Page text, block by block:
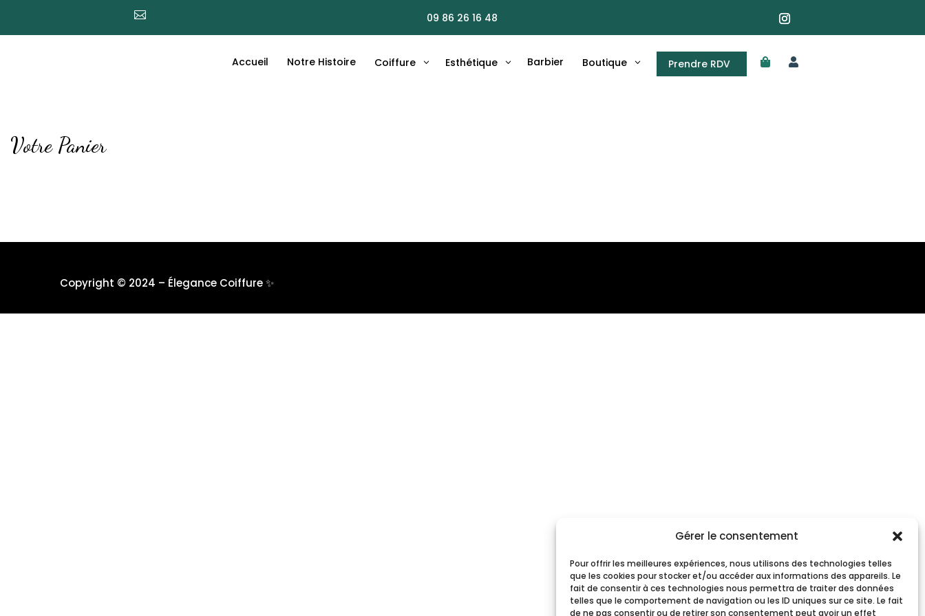
Gérer le consentement
Pour offrir les meilleures expériences, nous utilisons des technologies telles
que les cookies pour stocker et/ou accéder aux informations des appareils. Le
fait de consentir à ces technologies nous permettra de traiter des données
telles que le comportement de navigation ou les ID uniques sur ce site. Le fait
de ne pas consentir ou de retirer son consentement peut avoir un effet
 09 86 26 16 48
Accueil Notre Histoire Coiffure Esthétique Barbier Boutique Prendre RDV  
Votre Panier
Copyright © 2024 – Élegance Coiffure ✨